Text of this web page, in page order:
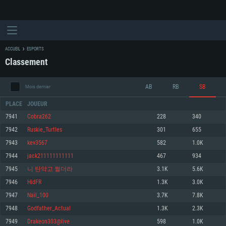
CONFIGURATION SYSTÈME REQUISE
Minimum
OS: Windows 10 (64 bit)
Processeur: Dual-Core 2.2 GHz
Minimum
OS: Mac OS Big Sur 11.0 ou plus récent
Processeur: Core i5, minimum 2.2GHz (Les processeurs Intel Xeon ne sont
Minimum
OS: Les configurations Linux 64 bits les plus modernes
Processeur: Dual-Core 2.4 GHz
ACCUEIL ESPORTS
Classement
Mois dernier AB RB SB
PLACE JOUEUR
7941 Cobra262 228 340
7942 Ruskie_Turtles 301 655
7943 kev3567 582 1.0K
7944 jack211111111111 467 934
7945 니 탄약고 쩔더라 3.1K 5.6K
7946 HidFR 1.3K 3.0K
7947 Nail_100 3.7K 7.8K
7948 Godfather_Actual 1.3K 2.3K
7949 Drakeon303@live 598 1.0K